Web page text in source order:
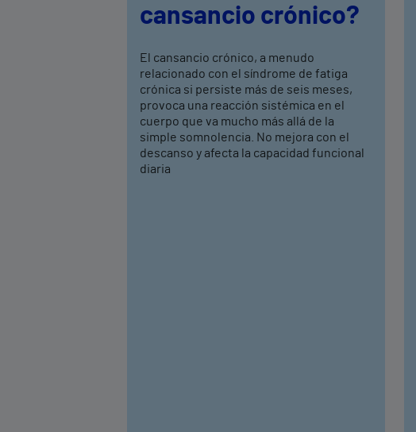
cansancio crónico?
El cansancio crónico, a menudo
relacionado con el síndrome de fatiga
crónica si persiste más de seis meses,
provoca una reacción sistémica en el
cuerpo que va mucho más allá de la
simple somnolencia. No mejora con el
descanso y afecta la capacidad funcional
diaria